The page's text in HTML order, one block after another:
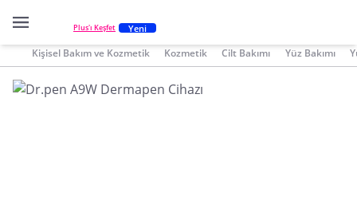
Plus'ı Keşfet Yeni
Kişisel Bakım ve Kozmetik Kozmetik Cilt Bakımı Yüz Bakımı